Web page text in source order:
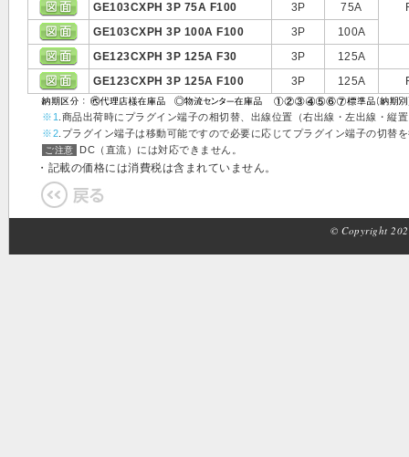
GE103CXPH 3P 75A F100 3P
75A
GE103CXPH 3P 100A F100
3P
100A
GE123CXPH 3P 125A F30
3P 125A
GE123CXPH 3P 125A F100
3P 125A
※1 .商品出荷時にプラグイン端子の相切替、出線位置（右出線・左出線・縦
※2 .プラグイン端子は移動可能ですので必要に応じてプラグイン端子の切替
ご注意 DC（直流）には対応できません。
・記載の価格には消費税は含まれていません。
© Copyright